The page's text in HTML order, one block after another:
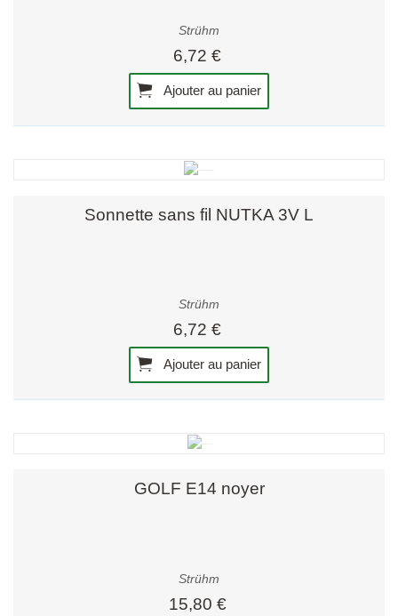
Strühm
6,72 €
Ajouter au panier
Sonnette sans fil NUTKA 3V L
Strühm
6,72 €
Ajouter au panier
GOLF E14 noyer
Strühm
15,80 €